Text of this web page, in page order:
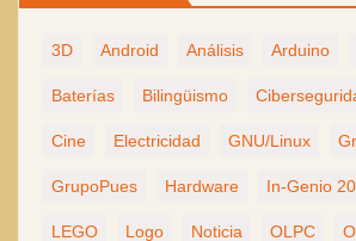
3D Android Análisis Arduino
Baterías Bilingüismo
Cine Electricidad GNU/Linux
GrupoPues Hardware In-Genio
LEGO Logo Noticia OLPC